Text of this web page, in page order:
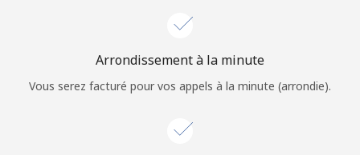
ou
Continue avec
Arrondissement à la minute
Vous serez facturé pour vos appels à la minute (arrondie).